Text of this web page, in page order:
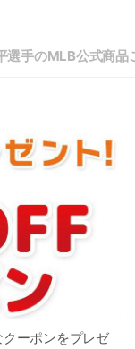
選手のMLB公式商品
クーポンをプレゼ